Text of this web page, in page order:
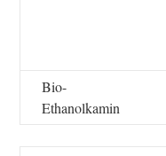
Bio-
Ethanolkamin